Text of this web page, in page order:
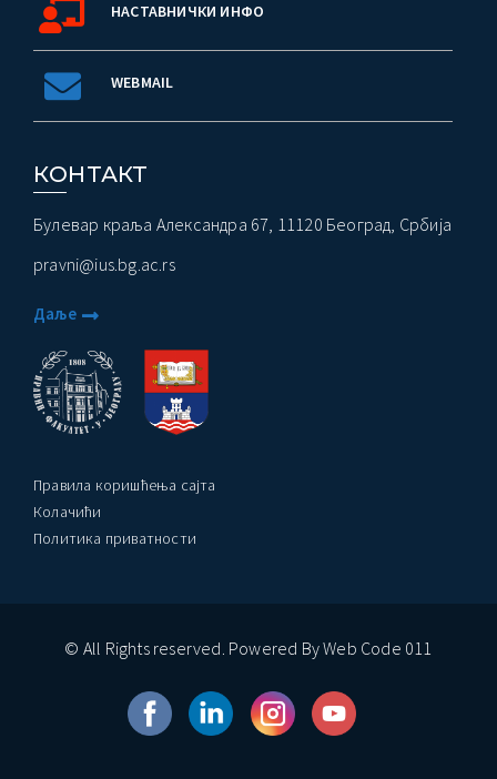
НАСТАВНИЧКИ ИНФО
WEBMAIL
КОНТАКТ
Булевар краља Александра 67, 11120 Београд, Србија
pravni@ius.bg.ac.rs
Даље
Правила коришћења сајта
Колачићи
Политика приватности
© All Rights reserved. Powered By Web Code 011